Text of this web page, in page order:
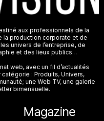
aux professionnels de la
la production corporate et de
univers de l’entreprise, de
et des lieux publics…
web, avec un fil d’actualités
: Produits, Univers,
une Web TV, une galerie
bimensuelle.
Magazine